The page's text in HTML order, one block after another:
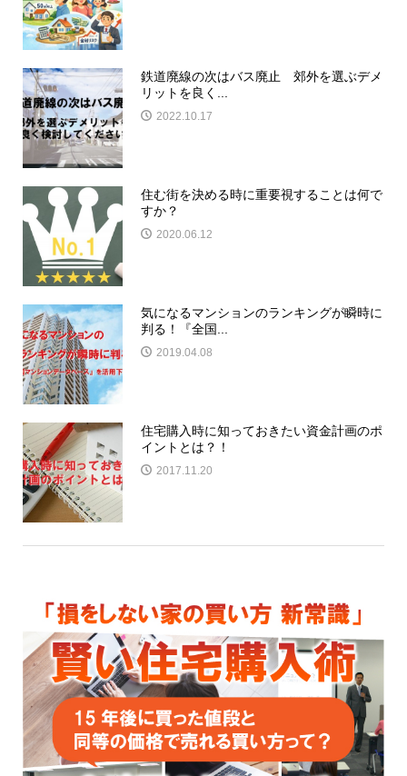
鉄道廃線の次はバス廃止 郊外を選ぶデメ
リットを良く...
2022.10.17
住む街を決める時に重要視することは何で
すか？
2020.06.12
気になるマンションのランキングが瞬時に
判る！『全国...
2019.04.08
住宅購入時に知っておきたい資金計画のポ
イントとは？！
2017.11.20